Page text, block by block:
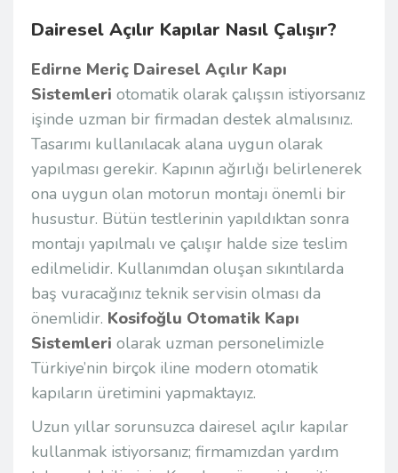
Dairesel Açılır Kapılar Nasıl Çalışır?
Edirne Meriç Dairesel Açılır Kapı
Sistemleri otomatik olarak çalışsın istiyorsanız
işinde uzman bir firmadan destek almalısınız.
Tasarımı kullanılacak alana uygun olarak
yapılması gerekir. Kapının ağırlığı belirlenerek
ona uygun olan motorun montajı önemli bir
husustur. Bütün testlerinin yapıldıktan sonra
montajı yapılmalı ve çalışır halde size teslim
edilmelidir. Kullanımdan oluşan sıkıntılarda
baş vuracağınız teknik servisin olması da
önemlidir. Kosifoğlu Otomatik Kapı
Sistemleri olarak uzman personelimizle
Türkiye’nin birçok iline modern otomatik
kapıların üretimini yapmaktayız.
Uzun yıllar sorunsuzca dairesel açılır kapılar
kullanmak istiyorsanız; firmamızdan yardım